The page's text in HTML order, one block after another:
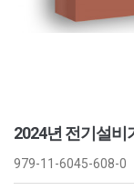
2024년 전기설
979-11-6045-608-0